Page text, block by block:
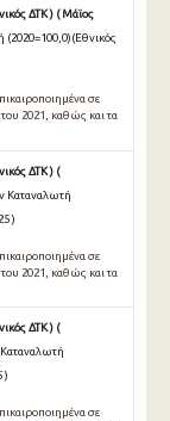
ΔΤΚ ) ( Μάϊος
(2020=100,0)(Εθνικός
σε
2021, καθώς και τα
ΔΤΚ ) (
Καταναλωτή
)
σε
2021, καθώς και τα
ΔΤΚ ) (
)
σε